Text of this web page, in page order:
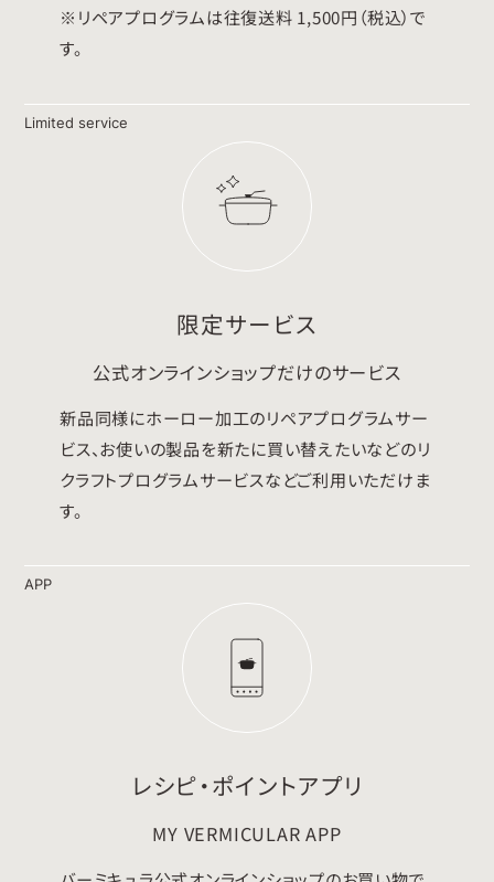
※リペアプログラムは往復送料 1,500円（税込）で
す。
Limited service
限定サービス
公式オンラインショップだけのサービス
新品同様にホーロー加工のリペアプログラムサー
ビス、お使いの製品を新たに買い替えたいなどのリ
クラフトプログラムサービスなどご利用いただけま
す。
APP
レシピ・ポイントアプリ
MY VERMICULAR APP